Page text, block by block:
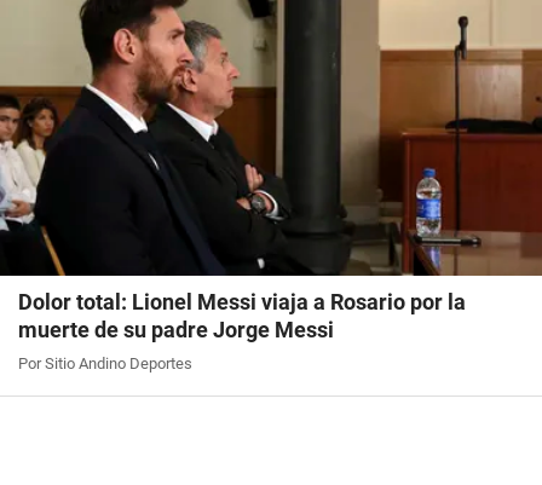
Dolor total: Lionel Messi viaja a Rosario por la
muerte de su padre Jorge Messi
Por Sitio Andino Deportes